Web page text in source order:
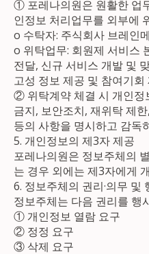
① 포레나의원은 원활한 업
인정보 처리업무를 외부에
ο 수탁자: 주식회사 브레인
ο 위탁업무: 회원제 서비스
전달, 신규 서비스 개발 및
고성 정보 제공 및 참여기회
② 위탁계약 체결 시 개인정
금지, 보안조치, 재위탁 제
등의 사항을 명시하고 감독
5. 개인정보의 제3자 제공
포레나의원은 정보주체의
는 경우 외에는 제3자에게
6. 정보주체의 권리·의무 및
정보주체는 다음 권리를 행
① 개인정보 열람 요구
② 정정 요구
③ 삭제 요구